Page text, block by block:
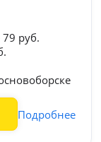
руб.
Подробнее